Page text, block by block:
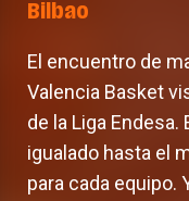
Bilbao
El encuentro de
Valencia Basket
de la Liga
igualado hasta el
para cada equipo.